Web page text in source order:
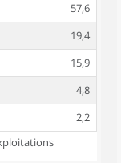
57,6
19,4
15,9
4,8
2,2